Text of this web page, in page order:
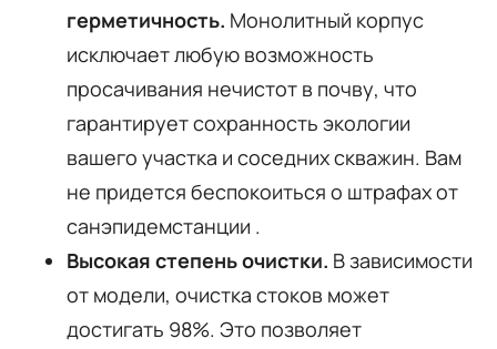
герметичность. Монолитный корпус
исключает любую возможность
просачивания нечистот в почву, что
гарантирует сохранность экологии
вашего участка и соседних скважин. Вам
не придется беспокоиться о штрафах от
санэпидемстанции .
Высокая степень очистки. В зависимости
от модели, очистка стоков может
достигать 98%. Это позволяет